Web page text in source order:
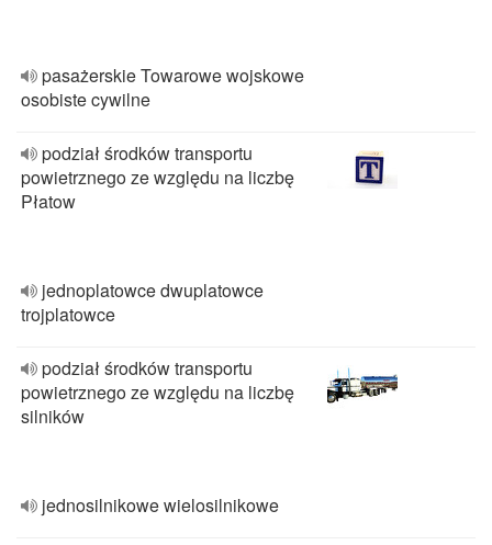
pasażerskie Towarowe wojskowe
osobiste cywilne
podział środków transportu
powietrznego ze względu na liczbę
Płatow
jednoplatowce dwuplatowce
trojplatowce
podział środków transportu
powietrznego ze względu na liczbę
silników
jednosilnikowe wielosilnikowe